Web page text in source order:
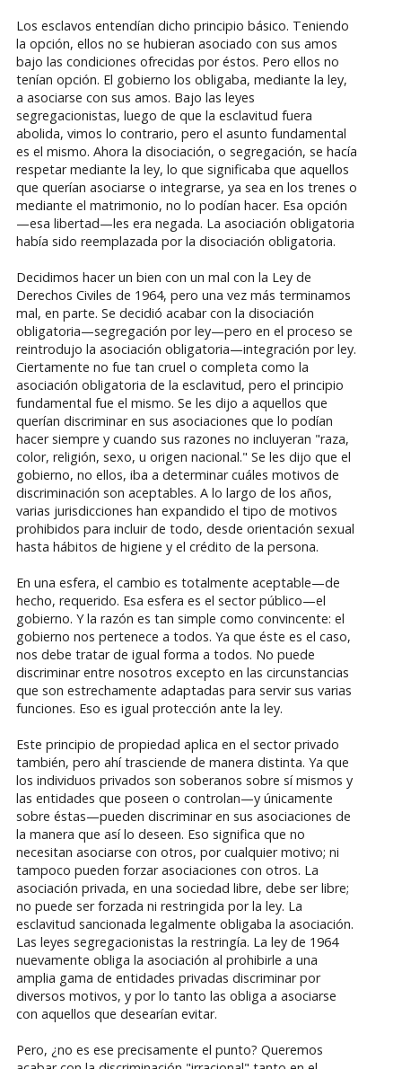
Los esclavos entendían dicho principio básico. Teniendo
la opción, ellos no se hubieran asociado con sus amos
bajo las condiciones ofrecidas por éstos. Pero ellos no
tenían opción. El gobierno los obligaba, mediante la ley,
a asociarse con sus amos. Bajo las leyes
segregacionistas, luego de que la esclavitud fuera
abolida, vimos lo contrario, pero el asunto fundamental
es el mismo. Ahora la disociación, o segregación, se hacía
respetar mediante la ley, lo que significaba que aquellos
que querían asociarse o integrarse, ya sea en los trenes o
mediante el matrimonio, no lo podían hacer. Esa opción
—esa libertad—les era negada. La asociación obligatoria
había sido reemplazada por la disociación obligatoria.
Decidimos hacer un bien con un mal con la Ley de
Derechos Civiles de 1964, pero una vez más terminamos
mal, en parte. Se decidió acabar con la disociación
obligatoria—segregación por ley—pero en el proceso se
reintrodujo la asociación obligatoria—integración por ley.
Ciertamente no fue tan cruel o completa como la
asociación obligatoria de la esclavitud, pero el principio
fundamental fue el mismo. Se les dijo a aquellos que
querían discriminar en sus asociaciones que lo podían
hacer siempre y cuando sus razones no incluyeran "raza,
color, religión, sexo, u origen nacional." Se les dijo que el
gobierno, no ellos, iba a determinar cuáles motivos de
discriminación son aceptables. A lo largo de los años,
varias jurisdicciones han expandido el tipo de motivos
prohibidos para incluir de todo, desde orientación sexual
hasta hábitos de higiene y el crédito de la persona.
En una esfera, el cambio es totalmente aceptable—de
hecho, requerido. Esa esfera es el sector público—el
gobierno. Y la razón es tan simple como convincente: el
gobierno nos pertenece a todos. Ya que éste es el caso,
nos debe tratar de igual forma a todos. No puede
discriminar entre nosotros excepto en las circunstancias
que son estrechamente adaptadas para servir sus varias
funciones. Eso es igual protección ante la ley.
Este principio de propiedad aplica en el sector privado
también, pero ahí trasciende de manera distinta. Ya que
los individuos privados son soberanos sobre sí mismos y
las entidades que poseen o controlan—y únicamente
sobre éstas—pueden discriminar en sus asociaciones de
la manera que así lo deseen. Eso significa que no
necesitan asociarse con otros, por cualquier motivo; ni
tampoco pueden forzar asociaciones con otros. La
asociación privada, en una sociedad libre, debe ser libre;
no puede ser forzada ni restringida por la ley. La
esclavitud sancionada legalmente obligaba la asociación.
Las leyes segregacionistas la restringía. La ley de 1964
nuevamente obliga la asociación al prohibirle a una
amplia gama de entidades privadas discriminar por
diversos motivos, y por lo tanto las obliga a asociarse
con aquellos que desearían evitar.
Pero, ¿no es ese precisamente el punto? Queremos